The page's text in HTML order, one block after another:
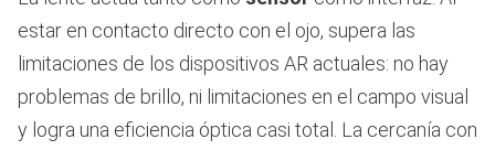
estar en contacto directo con el ojo, supera las
limitaciones de los dispositivos AR actuales: no hay
problemas de brillo, ni limitaciones en el campo visual
y logra una eficiencia óptica casi total. La cercanía con